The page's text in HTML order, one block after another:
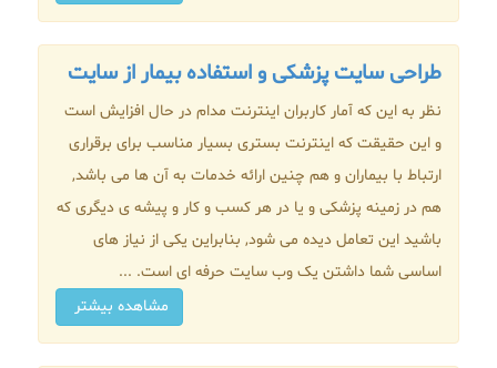
طراحی سایت پزشکی و استفاده بیمار از سایت
نظر به این که آمار کاربران اینترنت مدام در حال افزایش است
و این حقیقت که اینترنت بستری بسیار مناسب برای برقراری
ارتباط با بیماران و هم چنین ارائه خدمات به آن ها می باشد,
هم در زمینه پزشکی و یا در هر کسب و کار و پیشه ی دیگری که
باشید این تعامل دیده می شود, بنابراین یکی از نیاز های
اساسی شما داشتن یک وب سایت حرفه ای است. ...
مشاهده بیشتر